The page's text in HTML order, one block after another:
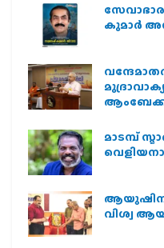
കുമാർ
മാടമ്പ്
ആയുഷിന്
വിശ്വ